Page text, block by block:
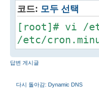
코드: 모두 선택
[root]# vi /
/etc/
답변 게시글
다시 돌아감: Dynamic DNS